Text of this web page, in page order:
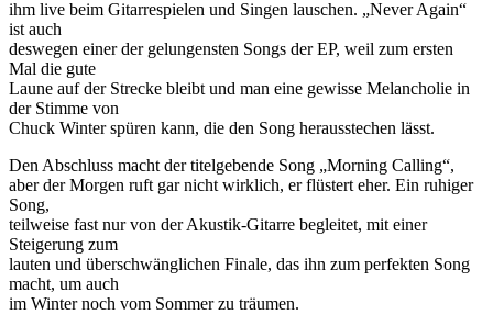
ihm live beim Gitarrespielen und Singen lauschen. „Never Again“
ist auch
deswegen einer der gelungensten Songs der EP, weil zum ersten
Mal die gute
Laune auf der Strecke bleibt und man eine gewisse Melancholie in
der Stimme von
Chuck Winter spüren kann, die den Song herausstechen lässt.
Den Abschluss macht der titelgebende Song „Morning Calling“,
aber der Morgen ruft gar nicht wirklich, er flüstert eher. Ein ruhiger
Song,
teilweise fast nur von der Akustik-Gitarre begleitet, mit einer
Steigerung zum
lauten und überschwänglichen Finale, das ihn zum perfekten Song
macht, um auch
im Winter noch vom Sommer zu träumen.